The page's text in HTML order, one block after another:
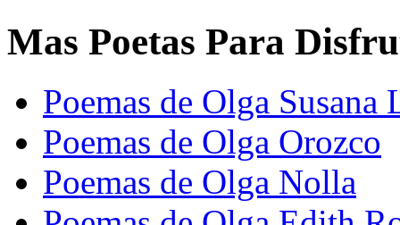
Mas Poetas Para
Poemas de Olga Susana
Poemas de Olga Orozco
Poemas de Olga Nolla